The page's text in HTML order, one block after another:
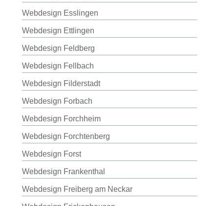
Webdesign Esslingen
Webdesign Ettlingen
Webdesign Feldberg
Webdesign Fellbach
Webdesign Filderstadt
Webdesign Forbach
Webdesign Forchheim
Webdesign Forchtenberg
Webdesign Forst
Webdesign Frankenthal
Webdesign Freiberg am Neckar